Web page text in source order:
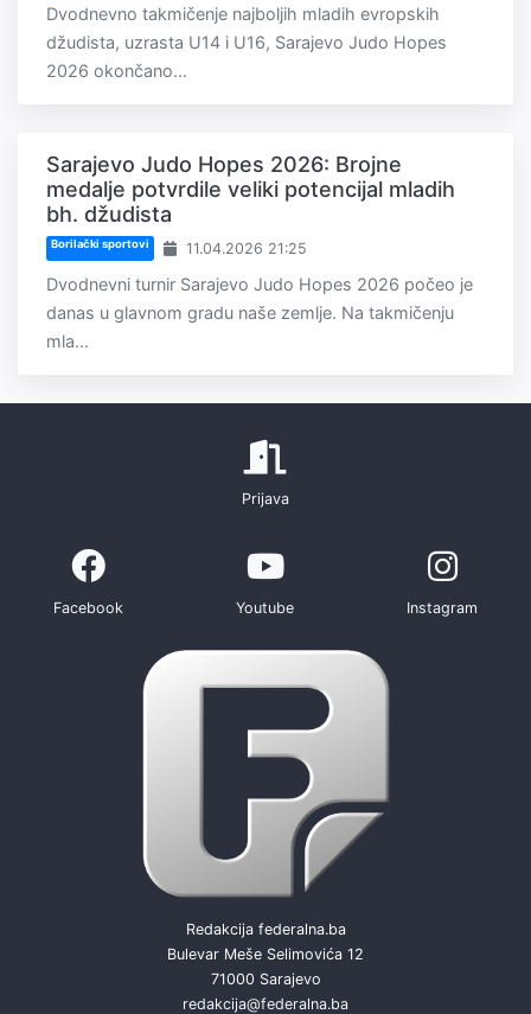
Dvodnevno takmičenje najboljih mladih evropskih
džudista, uzrasta U14 i U16, Sarajevo Judo Hopes
2026 okončano...
Sarajevo Judo Hopes 2026: Brojne
medalje potvrdile veliki potencijal mladih
bh. džudista
Borilački sportovi 11.04.2026 21:25
Dvodnevni turnir Sarajevo Judo Hopes 2026 počeo je
danas u glavnom gradu naše zemlje. Na takmičenju
mla...
Prijava
Facebook Youtube Instagram
Redakcija federalna.ba
Bulevar Meše Selimovića 12
71000 Sarajevo
redakcija@federalna.ba